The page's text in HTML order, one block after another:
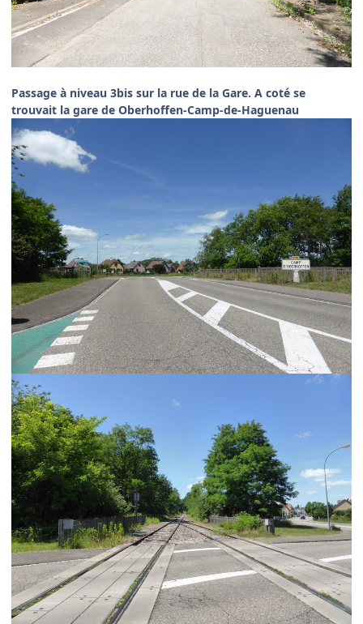
Passage à niveau 3bis sur la rue de la Gare. A coté se
trouvait la gare de Oberhoffen-Camp-de-Haguenau